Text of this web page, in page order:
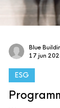
17 jun 2024
ESG